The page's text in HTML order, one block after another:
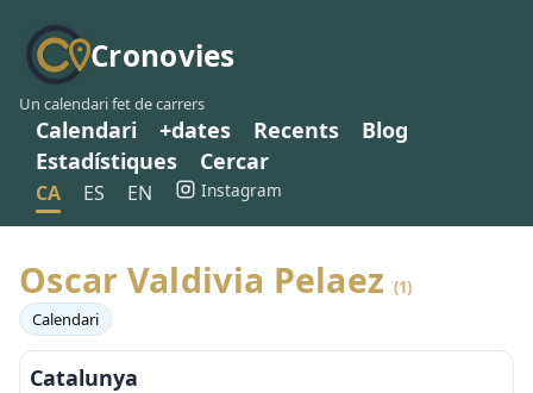
Cronovies
Un calendari fet de carrers
Calendari +dates Recents
Blog
Estadístiques
Cercar
CA ES EN Instagram
Oscar Valdivia Pelaez (1)
Calendari
Catalunya